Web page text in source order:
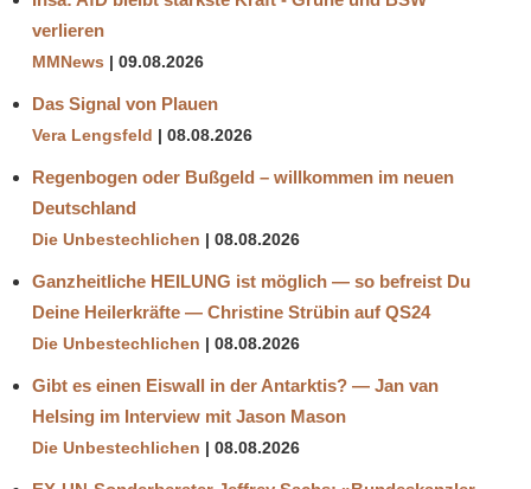
verlieren
MMNews 09.08.2026
Das Signal von Plauen
Vera Lengsfeld 08.08.2026
Regenbogen oder Bußgeld – willkommen im neuen
Deutschland
Die Unbestechlichen 08.08.2026
Ganzheitliche HEILUNG ist möglich — so befreist Du
Deine Heilerkräfte — Christine Strübin auf QS24
Die Unbestechlichen 08.08.2026
Gibt es einen Eiswall in der Antarktis? — Jan van
Helsing im Interview mit Jason Mason
Die Unbestechlichen 08.08.2026